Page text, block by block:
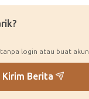
login atau buat akun.
Kirim Berita